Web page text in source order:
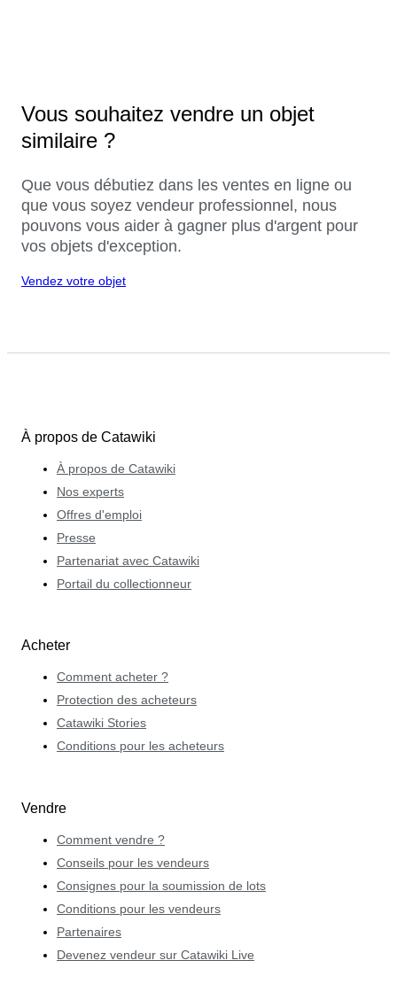
Vous souhaitez vendre un objet
similaire ?
Que vous débutiez dans les ventes en ligne ou
que vous soyez vendeur professionnel, nous
pouvons vous aider à gagner plus d'argent pour
vos objets d'exception.
Vendez votre objet
À propos de Catawiki
À propos de Catawiki
Nos experts
Offres d'emploi
Presse
Partenariat avec Catawiki
Portail du collectionneur
Acheter
Comment acheter ?
Protection des acheteurs
Catawiki Stories
Conditions pour les acheteurs
Vendre
Comment vendre ?
Conseils pour les vendeurs
Consignes pour la soumission de lots
Conditions pour les vendeurs
Partenaires
Devenez vendeur sur Catawiki Live